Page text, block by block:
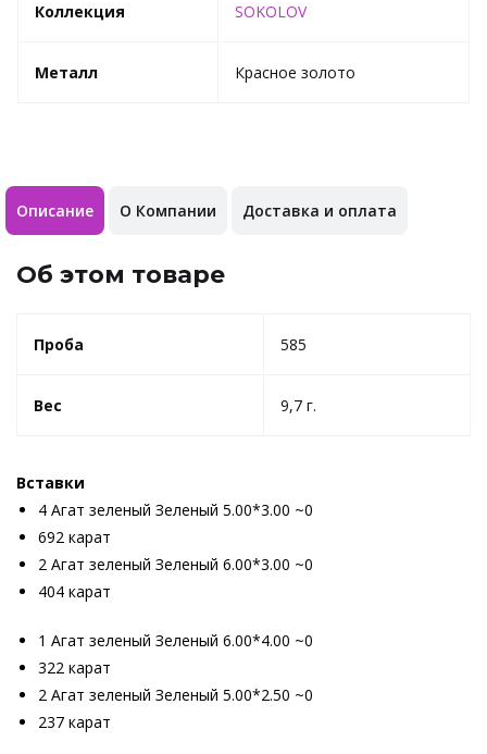
Коллекция SOKOLOV
Металл Красное золото
Описание О Компании Доставка и оплата
Об этом товаре
Проба 585
Вес 9,7 г.
Вставки
4 Агат зеленый Зеленый 5.00*3.00 ~0
692 карат
2 Агат зеленый Зеленый 6.00*3.00 ~0
404 карат
1 Агат зеленый Зеленый 6.00*4.00 ~0
322 карат
2 Агат зеленый Зеленый 5.00*2.50 ~0
237 карат